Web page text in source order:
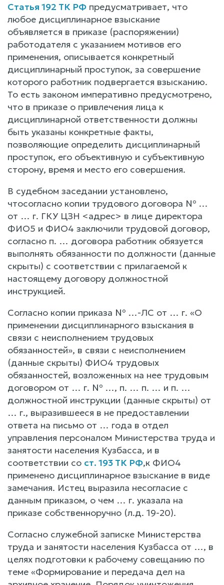
Статья 192 ТК РФ предусматривает, что
любое дисциплинарное взыскание
объявляется в приказе (распоряжении)
работодателя с указанием мотивов его
применения, описывается конкретный
дисциплинарный проступок, за совершение
которого работник подвергается взысканию.
То есть законом императивно предусмотрено,
что в приказе о привлечения лица к
дисциплинарной ответственности должны
быть указаны конкретные факты,
позволяющие определить дисциплинарный
проступок, его объективную и субъективную
сторону, время и место его совершения.
В судебном заседании установлено,
чтосогласно копии трудового договора № …
от … г. ГКУ ЦЗН <адрес> в лице директора
ФИО5 и ФИО4 заключили трудовой договор,
согласно п. … договора работник обязуется
выполнять обязанности по должности (данные
скрыты) с соответствии с прилагаемой к
настоящему договору должностной
инструкцией.
Согласно копии приказа № …-ЛС от … г. «О
применении дисциплинарного взыскания в
связи с неисполнением трудовых
обязанностей», в связи с неисполнением
(данные скрыты) ФИО4 трудовых
обязанностей, возложенных на нее трудовым
договором от … г. № …, п. … п. … и п. …
должностной инструкции (данные скрыты) от
… г., выразившееся в не предоставлении
ответа на письмо от … года в отдел
управления персоналом Министерства труда и
занятости населения Кузбасса, и в
соответствии со ст. 193 ТК РФ,к ФИО4
применено дисциплинарное взыскание в виде
замечания. Истец выразила несогласие с
данным приказом, о чем … г. указала на
приказе собственноручно (л.д. 19-20).
Согласно служебной записке Министерства
труда и занятости населения Кузбасса от …, в
целях подготовки к рабочему совещанию по
теме «Формирование и передача дел на